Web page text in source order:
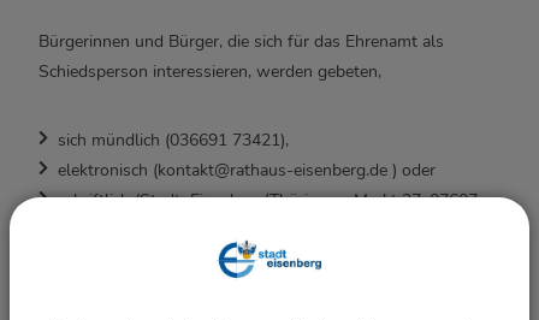
Bürgerinnen und Bürger, die sich für das Ehrenamt als
Schiedsperson interessieren, werden gebeten,
sich mündlich (036691 73421),
elektronisch (kontakt@rathaus-eisenberg.de ) oder
schriftlich (Stadt Eisenberg/Thüringen, Markt 27, 07607
zu melden.